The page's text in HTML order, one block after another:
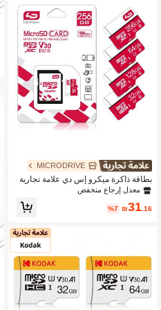
MICRODRIVE
بطاقة ذاكرة ميكرو إس دي علامة تجارية
ت, 256 جيجابايت بفئة 10 ودرجة u3 مع م
معدل إرجاع منخفض
₪31.16
%7